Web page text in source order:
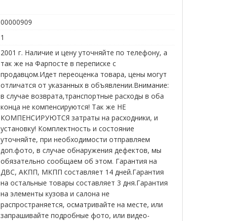
00000909
1
2001 г. Наличие и цену уточняйте по телефону, а
так же на Фарпосте в переписке с
продавцом.Идет переоценка товара, цены могут
отличатся от указанных в объявлении.Внимание:
в случае возврата,транспортные расходы в оба
конца не компенсируются! Так же НЕ
КОМПЕНСИРУЮТСЯ затраты на расходники, и
установку! Комплектность и состояние
уточняйте, при необходимости отправляем
доп.фото, в случае обнаружения дефектов, мы
обязательно сообщаем об этом. Гарантия на
ДВС, АКПП, МКПП составляет 14 дней.Гарантия
на остальные товары составляет 3 дня.Гарантия
на элементы кузова и салона не
распространяется, осматривайте на месте, или
запрашивайте подробные фото, или видео-